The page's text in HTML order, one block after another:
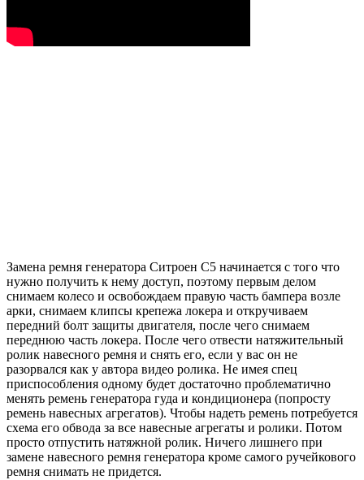
Замена ремня генератора Ситроен С5 начинается с того что
нужно получить к нему доступ, поэтому первым делом
снимаем колесо и освобождаем правую часть бампера возле
арки, снимаем клипсы крепежа локера и откручиваем
передний болт защиты двигателя, после чего снимаем
переднюю часть локера. После чего отвести натяжительный
ролик навесного ремня и снять его, если у вас он не
разорвался как у автора видео ролика. Не имея спец
приспособления одному будет достаточно проблематично
менять ремень генератора гуда и кондиционера (попросту
ремень навесных агрегатов). Чтобы надеть ремень потребуется
схема его обвода за все навесные агрегаты и ролики. Потом
просто отпустить натяжной ролик. Ничего лишнего при
замене навесного ремня генератора кроме самого ручейкового
ремня снимать не придется.